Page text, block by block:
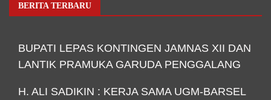
BERITA TERBARU
BUPATI LEPAS KONTINGEN JAMNAS XII DAN
LANTIK PRAMUKA GARUDA PENGGALANG
H. ALI SADIKIN : KERJA SAMA UGM-BARSEL